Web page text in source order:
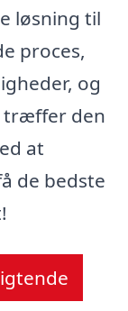
løsning til
proces,
og
træffer den
at
de bedste